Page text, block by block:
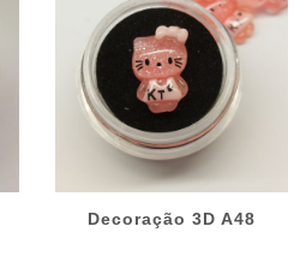
Decoração 3D A48